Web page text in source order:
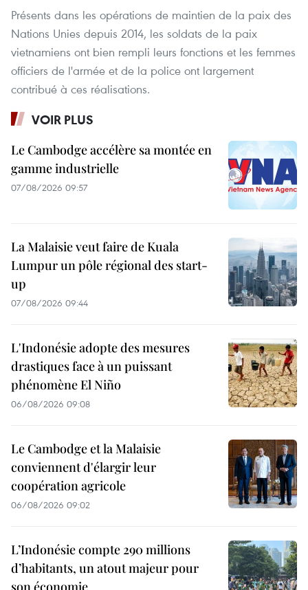
Présents dans les opérations de maintien de la paix des
Nations Unies depuis 2014, les soldats de la paix
vietnamiens ont bien rempli leurs fonctions et les femmes
officiers de l'armée et de la police ont largement
contribué à ces réalisations.
VOIR PLUS
Le Cambodge accélère sa montée en
gamme industrielle
07/08/2026 09:57
La Malaisie veut faire de Kuala
Lumpur un pôle régional des start-
up
07/08/2026 09:44
L'Indonésie adopte des mesures
drastiques face à un puissant
phénomène El Niño
06/08/2026 09:08
Le Cambodge et la Malaisie
conviennent d'élargir leur
coopération agricole
06/08/2026 09:02
L’Indonésie compte 290 millions
d’habitants, un atout majeur pour